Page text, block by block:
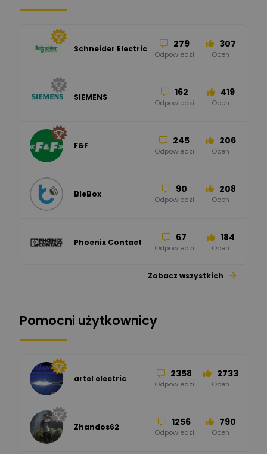
Schneider Electric 279
Odpowiedzi
307
Ocen
SIEMENS 162
Odpowiedzi
419
Ocen
F&F 245
Odpowiedzi
206
Ocen
BleBox 90
Odpowiedzi
208
Ocen
Phoenix Contact 67
Odpowiedzi
184
Ocen
ELKO-BIS Systemy
47 67
50 59
Zobacz wszystkich
Pomocni użytkownicy
artel electric 2358
Odpowiedzi
2733
Ocen
Zhandos62 1256
Odpowiedzi
790
Ocen